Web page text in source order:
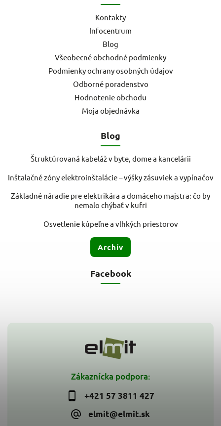
Zákaznícka podpora:
+421 57 3811 427
elmit@elmit.sk
Kontakty
Infocentrum
Blog
Všeobecné obchodné podmienky
Podmienky ochrany osobných údajov
Odborné poradenstvo
Hodnotenie obchodu
Moja objednávka
Blog
Štruktúrovaná kabeláž v byte, dome a kancelárii
Inštalačné zóny elektroinštalácie – výšky zásuviek a vypínačov
Základné náradie pre elektrikára a domáceho majstra: čo by
nemalo chýbať v kufri
Osvetlenie kúpeľne a vlhkých priestorov
Archív
Facebook